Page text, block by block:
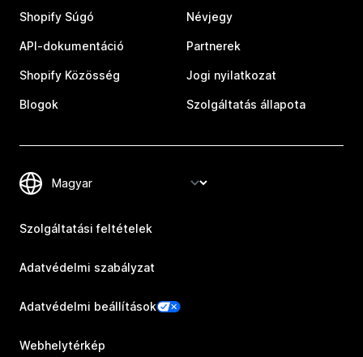
Shopify Súgó
API-dokumentáció
Shopify Közösség
Blogok
Névjegy
Partnerek
Jogi nyilatkozat
Szolgáltatás állapota
Szolgáltatási feltételek
Adatvédelmi szabályzat
Adatvédelmi beállítások
Webhelytérkép